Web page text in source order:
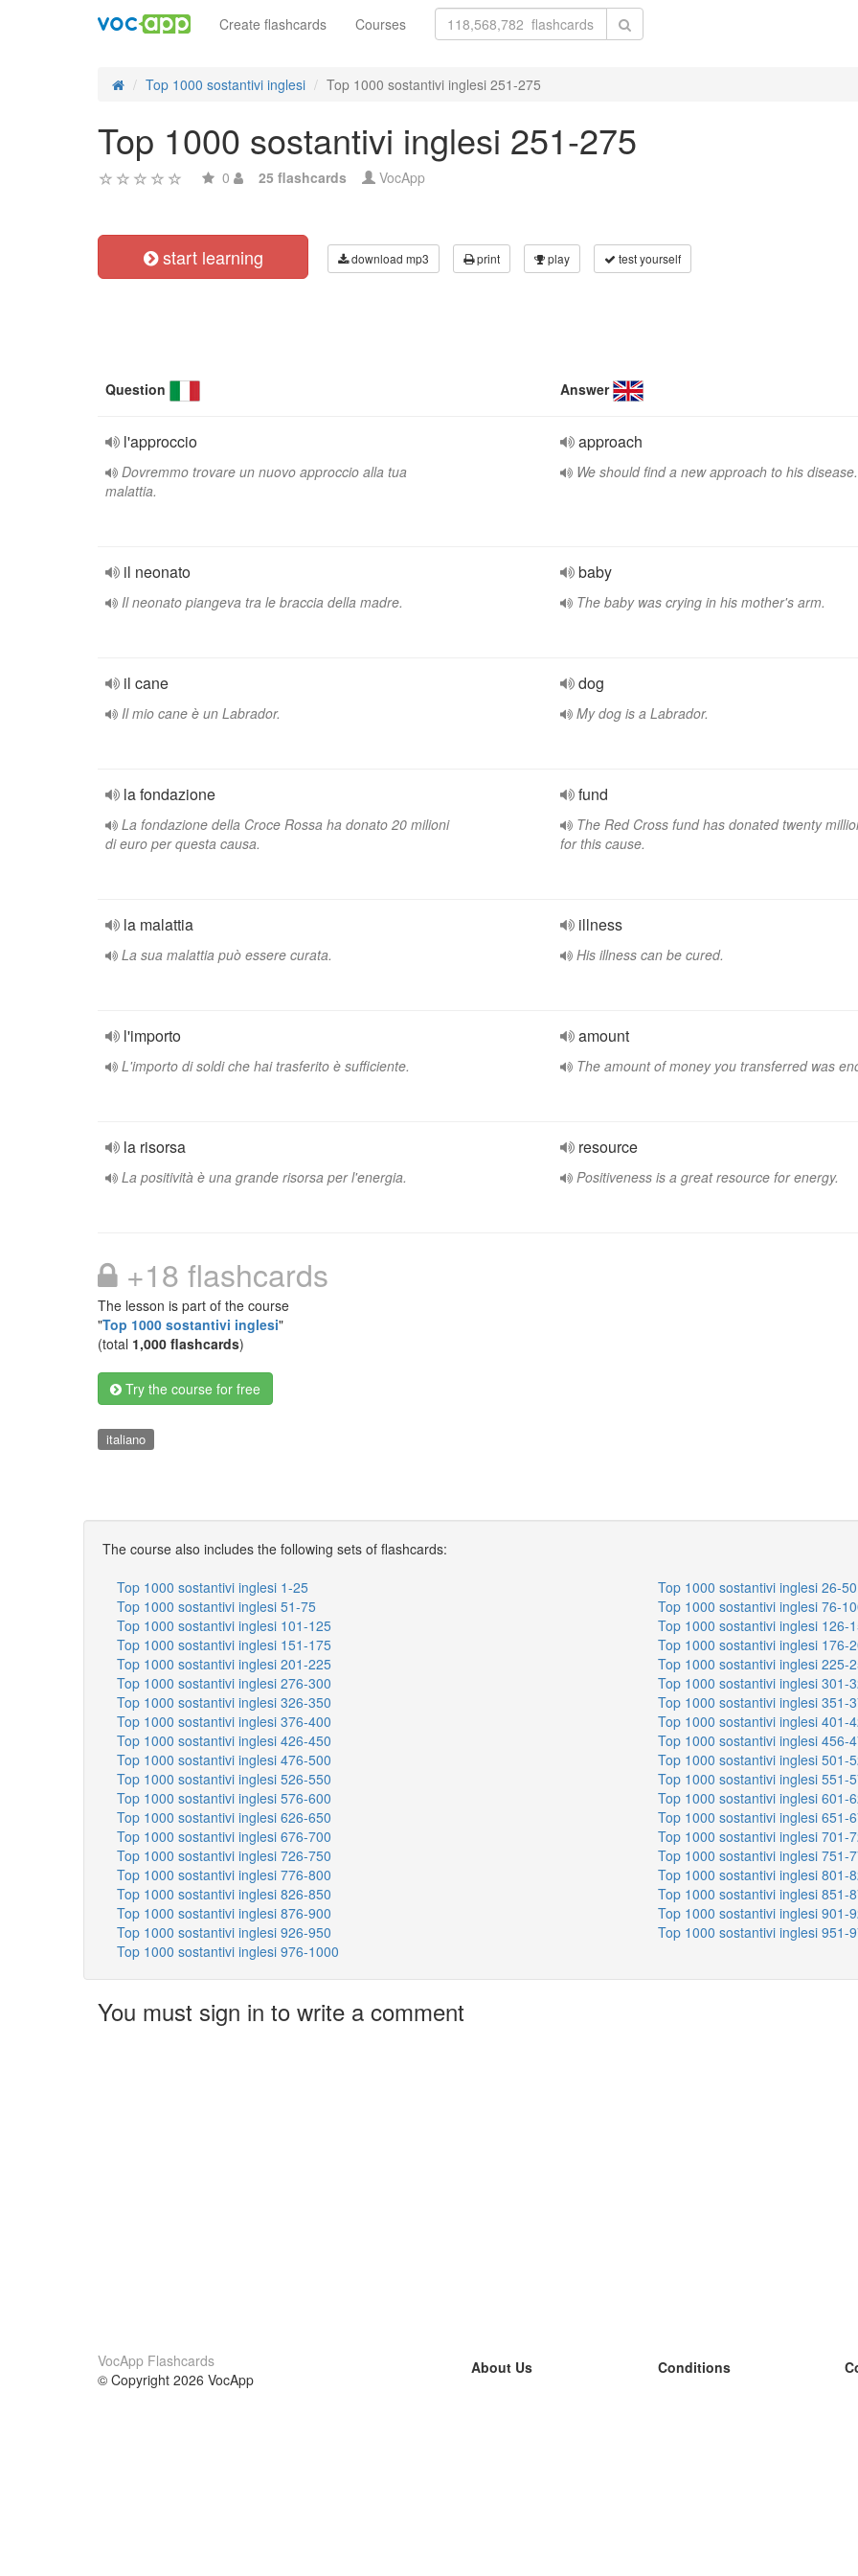
Create flashcards Courses
Top 1000 sostantivi inglesi Top 1000 sostantivi inglesi 251-275
Top 1000 sostantivi inglesi 251-275
0 25 flashcards VocApp
start learning download mp3 print play test yourself
Question Answer
l'approccio
Dovremmo trovare un nuovo approccio alla tua
malattia.
approach
We should find a new approach to his disease.
il neonato
Il neonato piangeva tra le braccia della madre.
baby
The baby was crying in his mother's arm.
il cane
Il mio cane è un Labrador.
dog
My dog is a Labrador.
la fondazione
La fondazione della Croce Rossa ha donato 20 milioni
di euro per questa causa.
fund
The Red Cross fund has donated twenty
for this cause.
la malattia
La sua malattia può essere curata.
illness
His illness can be cured.
l'importo
L'importo di soldi che hai trasferito è sufficiente.
amount
The amount of money you transferred was
la risorsa
La positività è una grande risorsa per l'energia.
resource
Positiveness is a great resource for energy.
+18 flashcards
The lesson is part of the course
"Top 1000 sostantivi inglesi"
(total 1,000 flashcards)
Try the course for free
italiano
The course also includes the following sets of flashcards:
Top 1000 sostantivi inglesi 1-25
Top 1000 sostantivi inglesi 26-50
Top 1000 sostantivi inglesi 51-75
Top 1000 sostantivi inglesi 76-
Top 1000 sostantivi inglesi 101-125
Top 1000 sostantivi inglesi 126-
Top 1000 sostantivi inglesi 151-175
Top 1000 sostantivi inglesi 176-
Top 1000 sostantivi inglesi 201-225
Top 1000 sostantivi inglesi 225-
Top 1000 sostantivi inglesi 276-300
Top 1000 sostantivi inglesi 301-
Top 1000 sostantivi inglesi 326-350
Top 1000 sostantivi inglesi 351-
Top 1000 sostantivi inglesi 376-400
Top 1000 sostantivi inglesi 401-
Top 1000 sostantivi inglesi 426-450
Top 1000 sostantivi inglesi 456-
Top 1000 sostantivi inglesi 476-500
Top 1000 sostantivi inglesi 501-
Top 1000 sostantivi inglesi 526-550
Top 1000 sostantivi inglesi 551-
Top 1000 sostantivi inglesi 576-600
Top 1000 sostantivi inglesi 601-
Top 1000 sostantivi inglesi 626-650
Top 1000 sostantivi inglesi 651-
Top 1000 sostantivi inglesi 676-700
Top 1000 sostantivi inglesi 701-
Top 1000 sostantivi inglesi 726-750
Top 1000 sostantivi inglesi 751-
Top 1000 sostantivi inglesi 776-800
Top 1000 sostantivi inglesi 801-
Top 1000 sostantivi inglesi 826-850
Top 1000 sostantivi inglesi 851-
Top 1000 sostantivi inglesi 876-900
Top 1000 sostantivi inglesi 901-
Top 1000 sostantivi inglesi 926-950
Top 1000 sostantivi inglesi 951-
Top 1000 sostantivi inglesi 976-1000
You must sign in to write a comment
VocApp Flashcards
© Copyright 2026 VocApp
About Us
Conditions